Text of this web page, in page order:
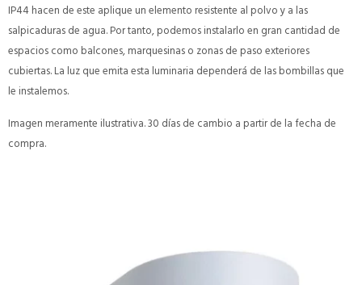
IP44 hacen de este aplique un elemento resistente al polvo y a las
salpicaduras de agua. Por tanto, podemos instalarlo en gran cantidad de
espacios como balcones, marquesinas o zonas de paso exteriores
cubiertas. La luz que emita esta luminaria dependerá de las bombillas que
le instalemos.
Imagen meramente ilustrativa. 30 días de cambio a partir de la fecha de
compra.